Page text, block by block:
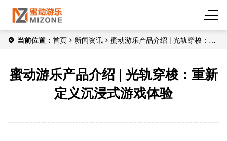
当前位置： 首页 新闻资讯
蜜动游乐产品介绍 | 光轨穿梭：重
蜜动游乐产品介绍 | 光轨穿梭：重新
定义沉浸式游戏体验